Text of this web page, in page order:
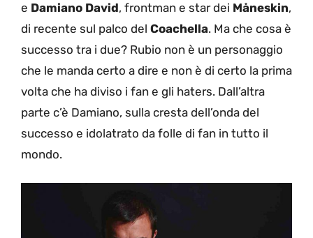
e Damiano David, frontman e star dei Måneskin,
di recente sul palco del Coachella. Ma che cosa è
successo tra i due? Rubio non è un personaggio
che le manda certo a dire e non è di certo la prima
volta che ha diviso i fan e gli haters. Dall’altra
parte c’è Damiano, sulla cresta dell’onda del
successo e idolatrato da folle di fan in tutto il
mondo.